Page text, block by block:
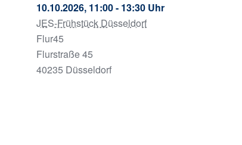
10.10.2026, 11:00 - 13:30 Uhr
JES-Frühstück Düsseldorf
Flur45
Flurstraße 45
40235 Düsseldorf